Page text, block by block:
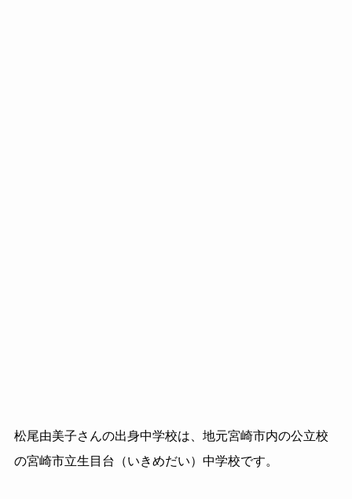
松尾由美子さんの出身中学校は、地元宮崎市内の公立校
の宮崎市立生目台（いきめだい）中学校です。